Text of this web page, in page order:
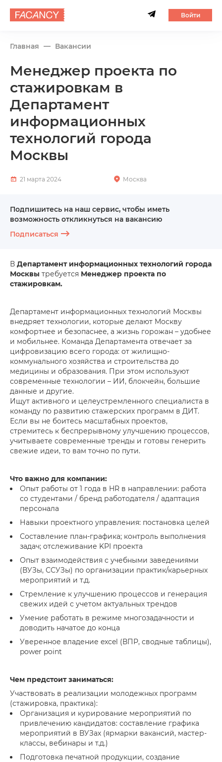
Войти
Главная Вакансии
Менеджер проекта по
стажировкам в
Департамент
информационных
технологий города
Москвы
21 марта 2024 Москва
Подпишитесь на наш сервис, чтобы иметь
возможность откликнуться на вакансию
Подписаться
В Департамент информационных технологий города
Москвы требуется Менеджер проекта по
стажировкам.
Департамент информационных технологий Москвы
внедряет технологии, которые делают Москву
комфортнее и безопаснее, а жизнь горожан – удобнее
и мобильнее. Команда Департамента отвечает за
цифровизацию всего города: от жилищно-
коммунального хозяйства и строительства до
медицины и образования. При этом используют
современные технологии – ИИ, блокчейн, большие
данные и другие.
Ищут активного и целеустремленного специалиста в
команду по развитию стажерских программ в ДИТ.
Если вы не боитесь масштабных проектов,
стремитесь к беспрерывному улучшению процессов,
учитываете современные тренды и готовы генерить
свежие идеи, то вам точно по пути.
Что важно для компании:
Опыт работы от 1 года в HR в направлении: работа
со студентами / бренд работодателя / адаптация
персонала
Навыки проектного управления: постановка целей
Составление план-графика; контроль выполнения
задач; отслеживание KPI проекта
Опыт взаимодействия с учебными заведениями
(ВУЗы, ССУЗы) по организации практик/карьерных
мероприятий и т.д.
Стремление к улучшению процессов и генерация
свежих идей с учетом актуальных трендов
Умение работать в режиме многозадачности и
доводить начатое до конца
Уверенное владение excel (ВПР, сводные таблицы),
power point
Чем предстоит заниматься:
Участвовать в реализации молодежных программ
(стажировка, практика):
Организация и курирование мероприятий по
привлечению кандидатов: составление графика
мероприятий в ВУЗах (ярмарки вакансий, мастер-
классы, вебинары и т.д.)
Подготовка печатной продукции, создание